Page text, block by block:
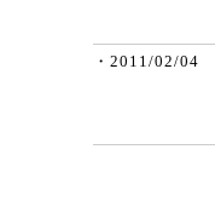
・2011/02/04